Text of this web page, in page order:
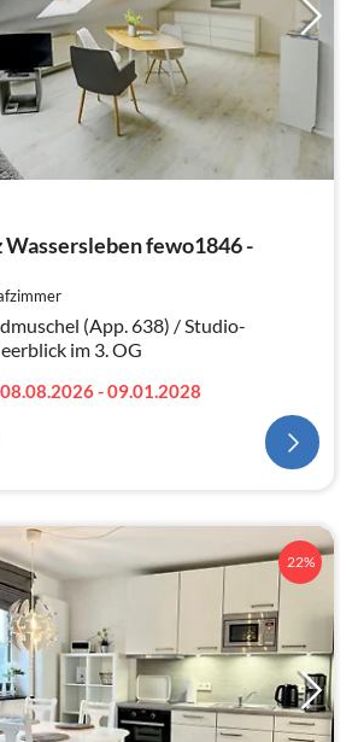
fewo1846 -
(App. 638) / Studio-
im 3. OG
08.08.2026 - 09.01.2028
22%